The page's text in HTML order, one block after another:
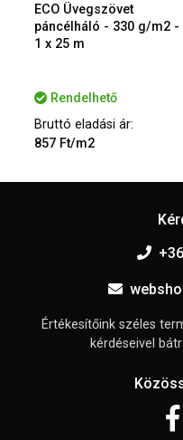
ECO Üvegszövet
páncélháló - 330 g/m2 -
1 x 25 m
Rendelhető
Bruttó eladási ár:
857 Ft/m2
Értékesítőink széles
kérdéseivel